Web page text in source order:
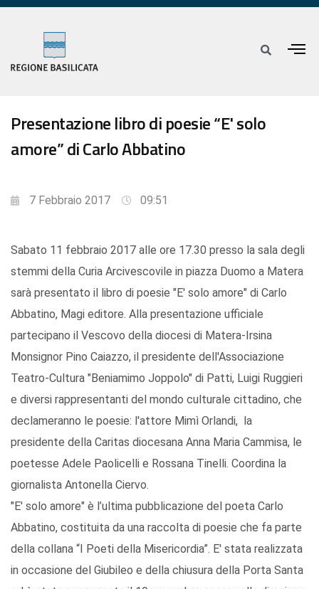
Presentazione libro di poesie “E' solo
amore” di Carlo Abbatino
7 Febbraio 2017 09:51
Sabato 11 febbraio 2017 alle ore 17.30 presso la sala degli
stemmi della Curia Arcivescovile in piazza Duomo a Matera
sarà presentato il libro di poesie "E' solo amore" di Carlo
Abbatino, Magi editore. Alla presentazione ufficiale
partecipano il Vescovo della diocesi di Matera-Irsina
Monsignor Pino Caiazzo, il presidente dell'Associazione
Teatro-Cultura "Beniamimo Joppolo" di Patti, Luigi Ruggieri
e diversi rappresentanti del mondo culturale cittadino, che
declameranno le poesie: l'attore Mimì Orlandi, la
presidente della Caritas diocesana Anna Maria Cammisa, le
poetesse Adele Paolicelli e Rossana Tinelli. Coordina la
giornalista Antonella Ciervo.
"E' solo amore" è l’ultima pubblicazione del poeta Carlo
Abbatino, costituita da una raccolta di poesie che fa parte
della collana “I Poeti della Misericordia”. E' stata realizzata
in occasione del Giubileo e della chiusura della Porta Santa